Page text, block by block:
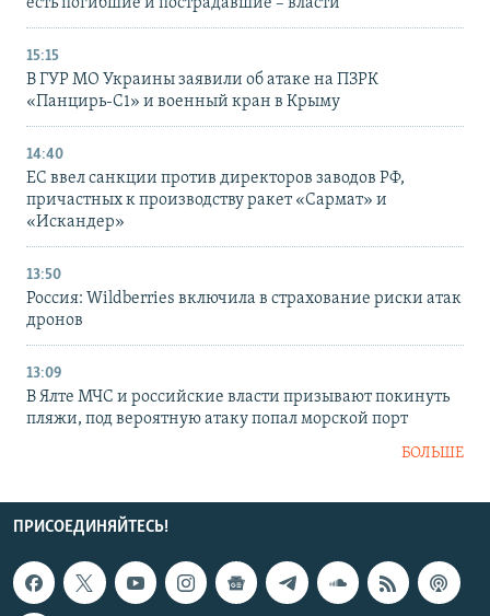
есть погибшие и пострадавшие – власти
15:15
В ГУР МО Украины заявили об атаке на ПЗРК
«Панцирь-С1» и военный кран в Крыму
14:40
ЕС ввел санкции против директоров заводов РФ,
причастных к производству ракет «Сармат» и
«Искандер»
13:50
Россия: Wildberries включила в страхование риски атак
дронов
13:09
В Ялте МЧС и российские власти призывают покинуть
пляжи, под вероятную атаку попал морской порт
БОЛЬШЕ
ПРИСОЕДИНЯЙТЕСЬ!